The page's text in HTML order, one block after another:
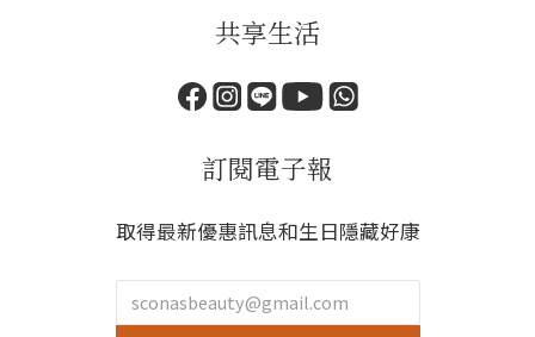
共享生活
訂閱電子報
取得最新優惠訊息和生日隱藏好康